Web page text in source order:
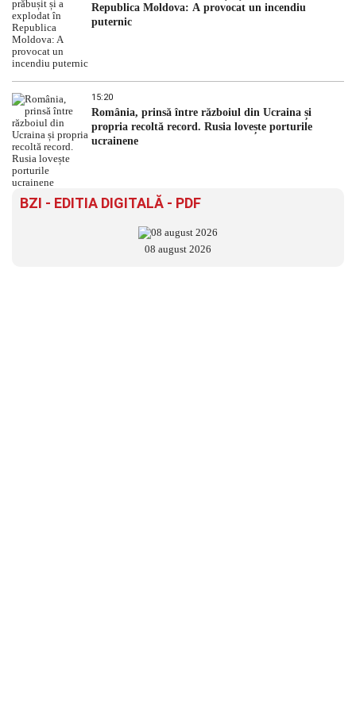
Republica Moldova: A provocat un incendiu
puternic
15:20
România, prinsă între războiul din Ucraina și
propria recoltă record. Rusia lovește porturile
ucrainene
BZI - EDITIA DIGITALĂ - PDF
08 august 2026